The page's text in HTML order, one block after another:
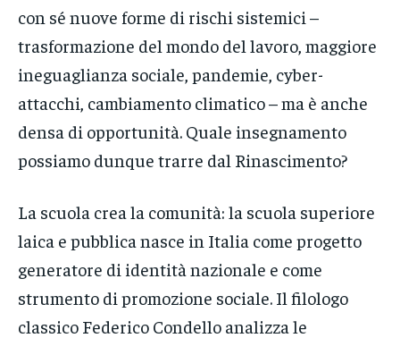
con sé nuove forme di rischi sistemici –
trasformazione del mondo del lavoro, maggiore
ineguaglianza sociale, pandemie, cyber-
attacchi, cambiamento climatico – ma è anche
densa di opportunità. Quale insegnamento
possiamo dunque trarre dal Rinascimento?
La scuola crea la comunità: la scuola superiore
laica e pubblica nasce in Italia come progetto
generatore di identità nazionale e come
strumento di promozione sociale. Il filologo
classico Federico Condello analizza le